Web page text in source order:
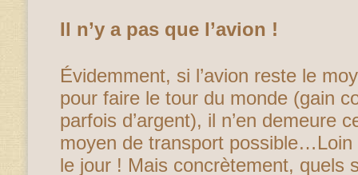
Il n’y a pas que l’avion !
Évidemment, si l’avion reste le
pour faire le tour du monde (gain
parfois d’argent), il n’en demeure
moyen de transport
le jour ! Mais concrètement, quels